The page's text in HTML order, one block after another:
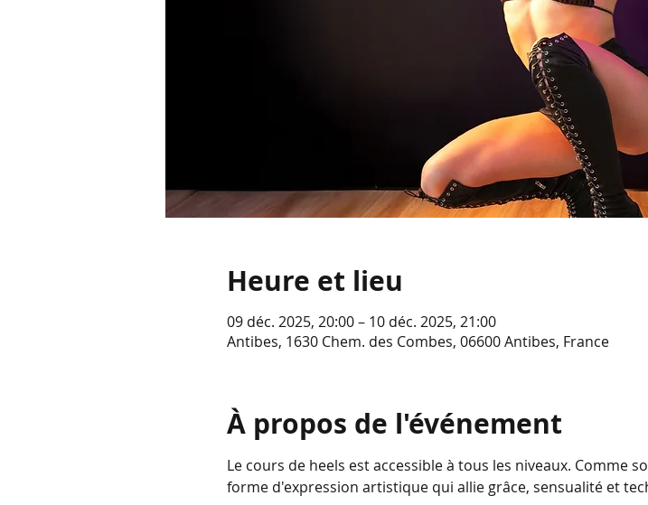
Heure et lieu
09 déc. 2025, 20:00 – 10 déc. 2025, 21:00
Antibes, 1630 Chem. des Combes, 06600 Antibes, France
À propos de l'événement
Le cours de heels est accessible à tous les niveaux. Comme
forme d'expression artistique qui allie grâce, sensualité et